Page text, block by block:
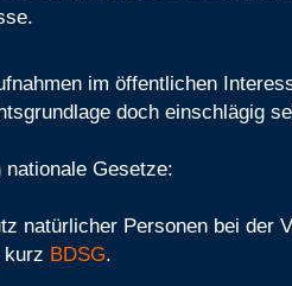
im öffentlichen
doch einschlägig
Gesetze:
natürlicher Personen bei der
, kurz BDSG